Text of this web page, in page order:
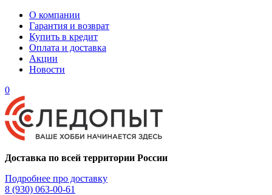
О компании
Гарантия и возврат
Купить в кредит
Оплата и доставка
Акции
Новости
0
Доставка по всей территории России
Подробнее про доставку
8 (930) 063-00-61